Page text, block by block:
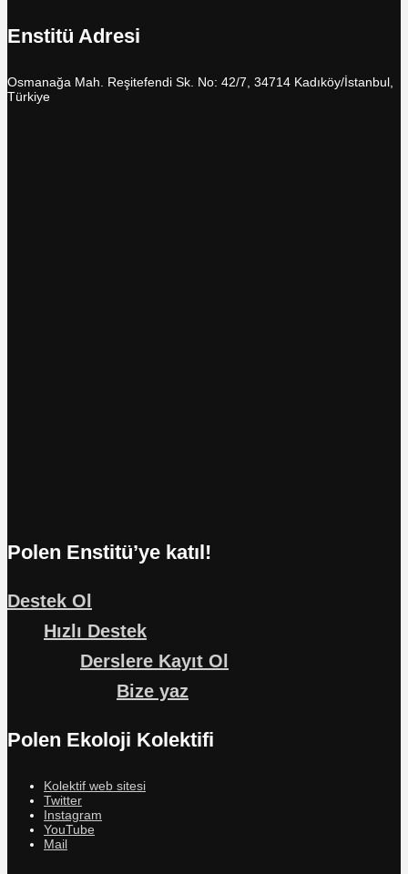
Enstitü Adresi
Osmanağa Mah. Reşitefendi Sk. No: 42/7, 34714 Kadıköy/İstanbul,
Türkiye
Polen Enstitü’ye katıl!
Destek Ol
Hızlı Destek
Derslere Kayıt Ol
Bize yaz
Polen Ekoloji Kolektifi
Kolektif web sitesi
Twitter
Instagram
YouTube
Mail